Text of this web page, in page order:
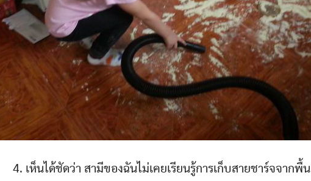
4. เห็นได้ชัดว่า สามีของฉันไม่เคยเรียนรู้การเก็บสายชาร์จจากพื้น